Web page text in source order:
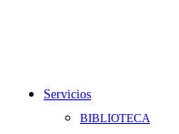
Servicios
BIBLIOTECA